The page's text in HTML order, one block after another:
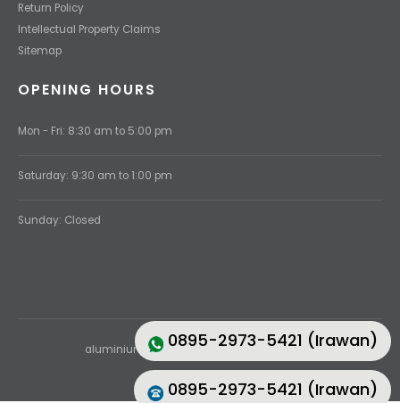
Return Policy
Intellectual Property Claims
Sitemap
OPENING HOURS
Mon - Fri: 8:30 am to 5:00 pm
Saturday: 9:30 am to 1:00 pm
Sunday: Closed
0895-2973-5421 (Irawan)
0895-2973-5421 (Irawan)
aluminiumku.id © 2026. All Rights Reserved.